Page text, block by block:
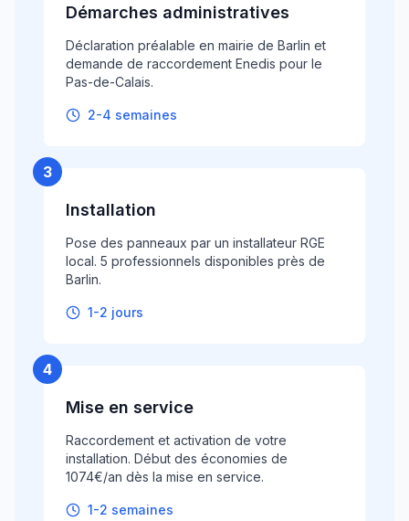
Démarches administratives
Déclaration préalable en mairie de Barlin et
demande de raccordement Enedis pour le
Pas-de-Calais.
2-4 semaines
3
Installation
Pose des panneaux par un installateur RGE
local. 5 professionnels disponibles près de
Barlin.
1-2 jours
4
Mise en service
Raccordement et activation de votre
installation. Début des économies de
1074€/an dès la mise en service.
1-2 semaines